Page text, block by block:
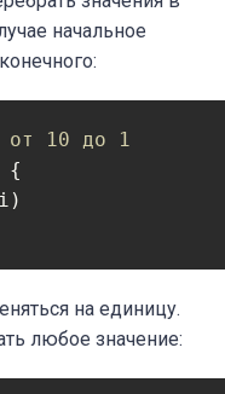
начальное
от 10 до 1
{
на единицу.
любое значение: